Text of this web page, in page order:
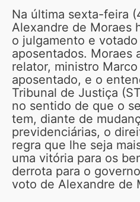
Na última sexta-feira
Alexandre de Moraes
o julgamento e
aposentados. Moraes
relator, ministro
aposentado, e o
Tribunal de Justiça
no sentido de que o
tem, diante de
previdenciárias, o
regra que lhe seja
uma vitória para os
derrota para o
voto de Alexandre de